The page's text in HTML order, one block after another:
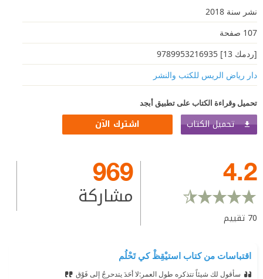
نشر سنة 2018
107 صفحة
[ردمك 13] 9789953216935
دار رياض الريس للكتب والنشر
تحميل وقراءة الكتاب على تطبيق أبجد
تحميل الكتاب اشترك الآن
4.2
70 تقييم
969
مشاركة
اقتباسات من كتاب استيْقِظْ كي تَحْلُم
سأقول لك شيئاً تتذكره طول العمر:‫لا أحَدَ يتدحرجُ إلى فَوْق